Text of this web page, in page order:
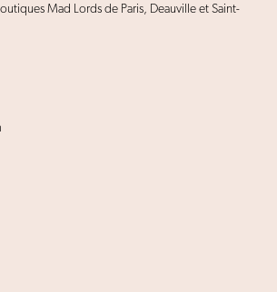
Mad Lords de Paris, Deauville et Saint-